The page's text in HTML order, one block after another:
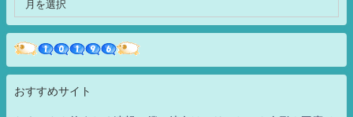
おすすめサイト